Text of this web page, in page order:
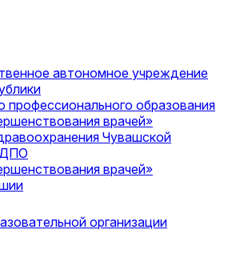
автономное учреждение
профессионального образования
врачей»
Чувашской
врачей»
организации